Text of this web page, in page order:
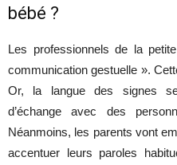
bébé ?
Les professionnels de la
communication gestuelle ».
Or, la langue des signes
d’échange avec des
Néanmoins, les parents vont
accentuer leurs paroles